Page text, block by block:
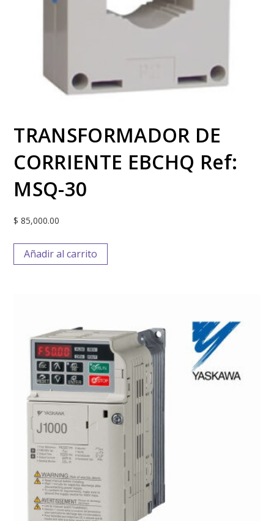
TRANSFORMADOR DE
CORRIENTE EBCHQ Ref:
MSQ-30
$ 85,000.00
Añadir al carrito